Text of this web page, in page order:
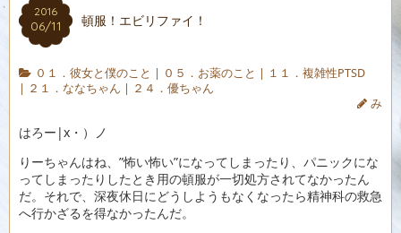
2016
06/11 頓服！エビリファイ！
０１．彼女と僕のこと | ０５．お薬のこと | １１．複雑性PTSD
| ２１．ななちゃん | ２４．優ちゃん
み
はろー|x・）ノ
りーちゃんはね、”怖い怖い”になってしまったり、パニックにな
ってしまったりしたとき用の頓服が一切処方されてなかったん
だ。それで、深夜休日にどうしようもなくなったら精神科の救急
へ行かざるを得なかったんだ。